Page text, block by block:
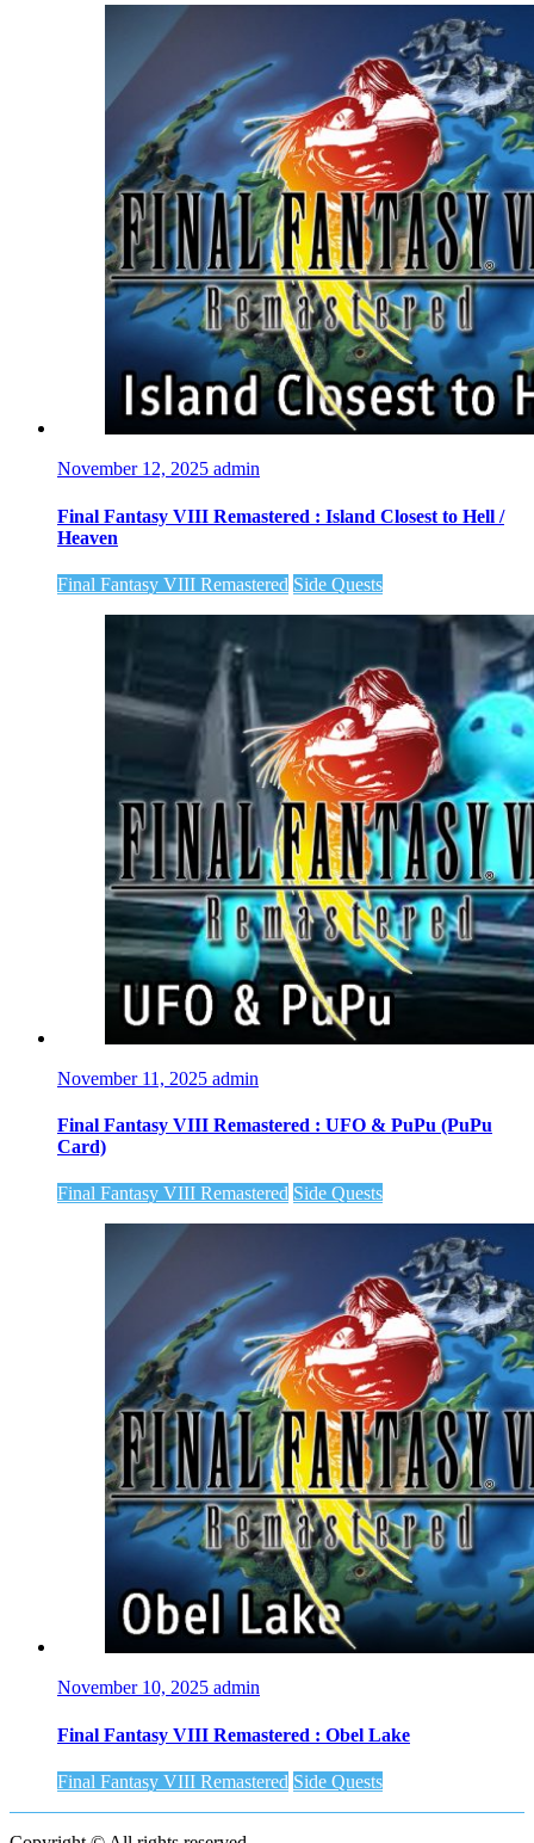
November 12, 2025 admin
Final Fantasy VIII Remastered : Island Closest to Hell /
Heaven
Final Fantasy VIII Remastered Side Quests
November 11, 2025 admin
Final Fantasy VIII Remastered : UFO & PuPu (PuPu
Card)
Final Fantasy VIII Remastered Side Quests
November 10, 2025 admin
Final Fantasy VIII Remastered : Obel Lake
Final Fantasy VIII Remastered Side Quests